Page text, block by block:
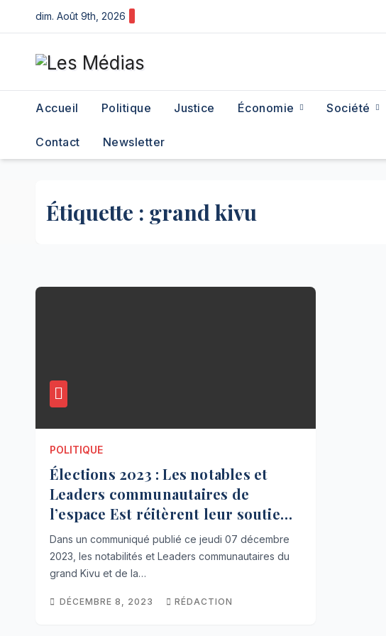
to
content
dim. Août 9th, 2026
Accueil Politique Justice Économie Société
Contact Newsletter
Étiquette : grand kivu
POLITIQUE
Élections 2023 : Les notables et
Leaders communautaires de
l’espace Est réitèrent leur soutien à
Félix Tshisekedi
Dans un communiqué publié ce jeudi 07 décembre
2023, les notabilités et Leaders communautaires du
grand Kivu et de la…
DÉCEMBRE 8, 2023 RÉDACTION